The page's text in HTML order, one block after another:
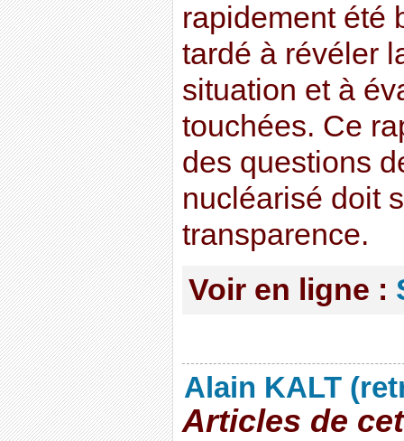
rapidement été
tardé à révéler
situation et à
touchées. Ce
des questions
nucléarisé doit
transparence.
Voir en ligne :
Alain KALT
Articles de